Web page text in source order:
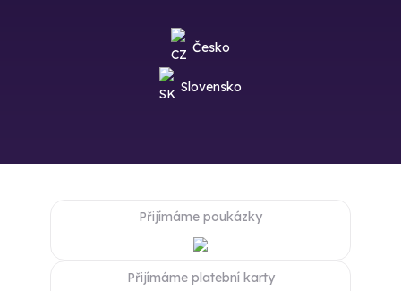
Česko
Slovensko
Přijímáme poukázky
Přijímáme platební karty